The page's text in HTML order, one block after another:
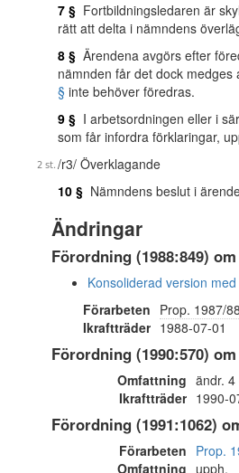
7 § Fortbildningsledaren är
rätt att delta i nämndens
8 § Ärendena avgörs efter
nämnden får det dock
§ inte behöver föredras.
9 § I arbetsordningen eller i
som får infordra förklaringar,
/r3/ Överklagande
10 § Nämndens beslut i
Ändringar
Förordning (1988:849)
Konsoliderad version
Förarbeten Prop. 1987/
Ikraftträder 1988-07-01
Förordning (1990:570)
Omfattning ändr. 4
Ikraftträder 1990-
Förordning (1991:1062)
Förarbeten Prop.
Omfattning upph.